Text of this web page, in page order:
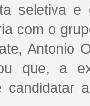
seletiva
com o
Antonio
que, a
candidatar